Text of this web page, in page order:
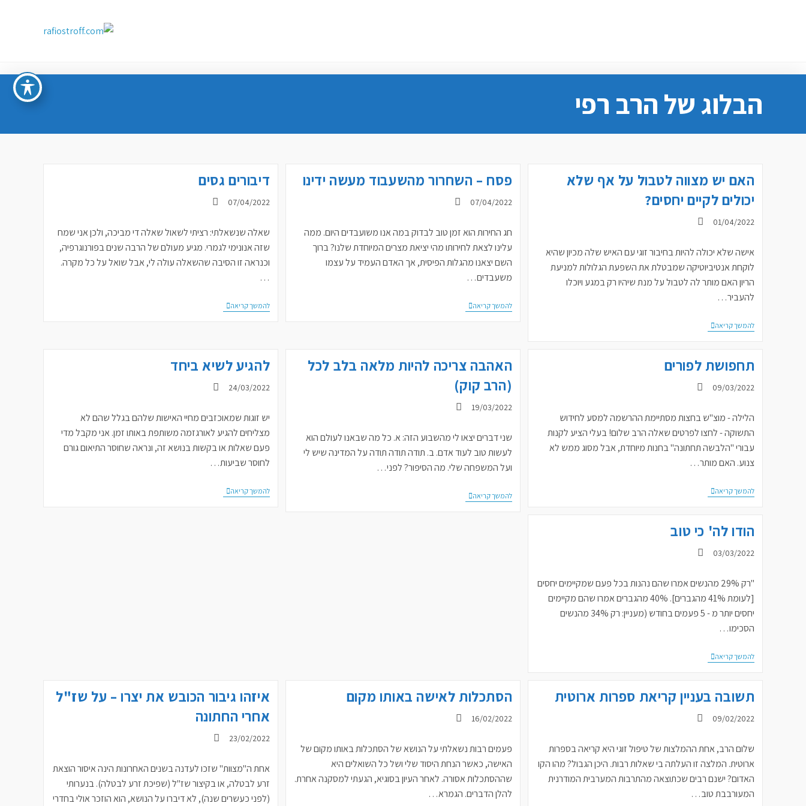
הבלוג של הרב רפי
דיבורים גסים
פורסם:
07/04/2022
שאלה שנשאלתי: רציתי לשאול שאלה די מביכה, ולכן אני שמח
שזה אנונימי לגמרי. מגיע מעולם של הרבה שנים בפורנוגרפיה,
וכנראה זו הסיבה שהשאלה עולה לי, אבל שואל על כל מקרה.
…
להמשך קריאהדיבורים
גסים
פסח – השחרור מהשעבוד מעשה ידינו
פורסם:
07/04/2022
חג החירות הוא זמן טוב לבדוק במה אנו משועבדים היום. ממה
עלינו לצאת לחירותו מהי יציאת מצרים המיוחדת שלנו? ברוך
השם יצאנו מהגלות הפיסית, אך האדם העמיד על עצמו
משעבדים…
להמשך קריאהפסח
–
האם יש מצווה לטבול על אף שלא
יכולים לקיים יחסים?
פורסם:
01/04/2022
אישה שלא יכולה להיות בחיבור זוגי עם האיש שלה מכיון שהיא
לוקחת אנטיביוטיקה שמבטלת את השפעת הגלולות למניעת
הריון האם מותר לה לטבול על מנת שיהיו רק במגע ויוכלו
להעביר…
להמשך קריאההאם
יש
על
אף
שלא
יכולים
יחסים?
להגיע לשיא ביחד
פורסם:
24/03/2022
יש זוגות שמאוכזבים מחיי האישות שלהם בגלל שהם לא
מצליחים להגיע לאורגזמה משותפת באותו זמן. אני מקבל מדי
פעם שאלות או בקשות בנושא זה, ונראה שחוסר התיאום גורם
לחוסר שביעות…
להמשך קריאהלהגיע
לשיא
האהבה צריכה להיות מלאה בלב לכל
(הרב קוק)
פורסם:
19/03/2022
שני דברים יצאו לי מהשבוע הזה: א. כל מה שבאנו לעולם הוא
לעשות טוב לעוד אדם. ב. תודה תודה תודה על המדינה שיש לי
ועל המשפחה שלי. מה הסיפור? לפני…
להמשך קריאההאהבה
צריכה
תחפושת לפורים
פורסם:
09/03/2022
הלילה - מוצ"ש בחצות מסתיימת ההרשמה למסע לחידוש
התשוקה - לחצו לפרטים שאלה הרב שלום! בעלי הציע לקנות
עבורי "הלבשה תחתונה" בחנות מיוחדת, אבל מסוג ממש לא
צנוע. האם מותר…
להמשך קריאהתחפושת
לפורים
הודו לה' כי טוב
פורסם:
03/03/2022
"רק 29% מהנשים אמרו שהם נהנות בכל פעם שמקיימים יחסים
[לעומת 41% מהגברים]. 40% מהגברים אמרו שהם מקיימים
יחסים יותר מ - 5 פעמים בחודש (מעניין: רק 34% מהנשים
הסכימו…
להמשך קריאההודו
לה'
איזהו גיבור הכובש את יצרו – על שז"ל
אחרי החתונה
פורסם:
23/02/2022
אחת ה"מצוות" שזכו לעדנה בשנים האחרונות הינה איסור הוצאת
זרע לבטלה, או בקיצור שז"ל (שפיכת זרע לבטלה). בנערותי
(לפני כעשרים שנה), לא דיברו על הנושא, הוא הוזכר אולי בחדרי
הסתכלות לאישה באותו מקום
פורסם:
16/02/2022
פעמים רבות נשאלתי על הנושא של הסתכלות באותו מקום של
האישה, כאשר הנחת היסוד שלי ושל כל השואלים היא
שההסתכלות אסורה. לאחר העיון בסוגיא, הגעתי למסקנה אחרת.
להלן הדברים. הגמרא…
תשובה בעניין קריאת ספרות ארוטית
פורסם:
09/02/2022
שלום הרב, אחת ההמלצות של טיפול זוגי היא קריאה בספרות
ארוטית. המלצה זו העלתה בי שאלות רבות. היכן הגבול? מהו הקו
האדום? ישנם רבים שכתוצאה מהתרבות המערבית המודרנית
המעורבבת טוב…